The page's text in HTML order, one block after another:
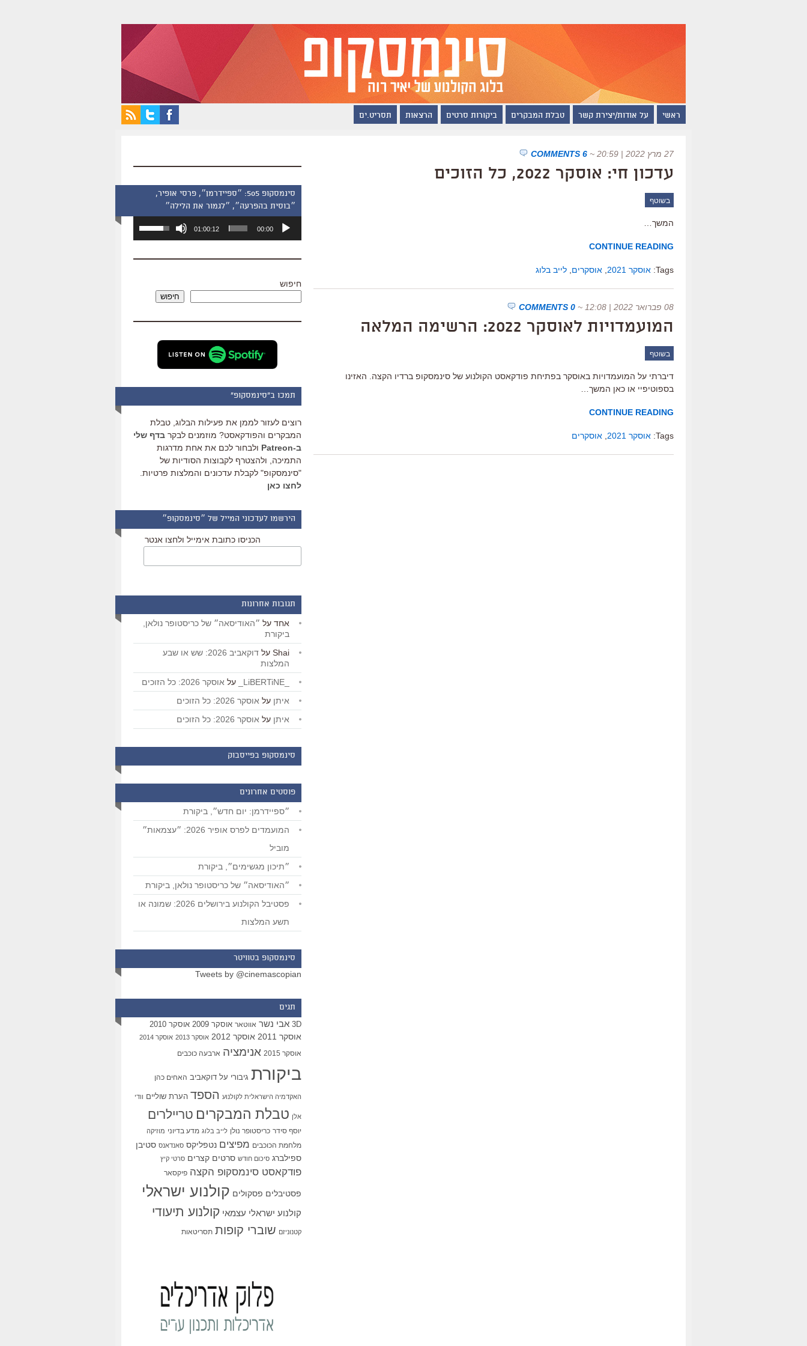
ראשי על אודות/יצירת קשר טבלת המבקרים ביקורות סרטים הרצאות תסריט.ים
27 מרץ 2022 | 20:59 ~
6 COMMENTS
עדכון חי: אוסקר 2022, כל הזוכים
בשוטף
המשך…
CONTINUE READING
Tags: אוסקר 2021 אוסקרים לייב בלוג
08 פברואר 2022 | 12:08 ~
0 COMMENTS
המועמדויות לאוסקר 2022: הרשימה המלאה
בשוטף
דיברתי על המועמדויות באוסקר בפתיחת פודקאסט הקולנוע של סינמסקופ ברדיו הקצה. האזינו
בספוטיפיי או כאן המשך…
CONTINUE READING
Tags: אוסקר 2021 אוסקרים
סינמסקופ 505: ״ספיידרמן״, פרסי אופיר,
״בוסית בהפרעה״, ״לגמור את הלילה״
אודיו
00:00
01:00:12
השתמש
כדי
שמע.
חיפוש
חיפוש
תמכו ב"סינמסקופ"
רוצים לעזור לממן את פעילות הבלוג, טבלת
המבקרים והפודקאסט? מוזמנים לבקר בדף שלי
ב-Patreon
ולבחור לכם את אחת מדרגות
התמיכה, ולהצטרף לקבוצות הסודיות של
"סינמסקופ" לקבלת עדכונים והמלצות פרטיות.
לחצו כאן
הירשמו לעדכוני המייל של ״סינמסקופ״
הכניסו כתובת אימייל ולחצו אנטר
תגובות אחרונות
אחד על ״האודיסאה״ של כריסטופר נולאן,
ביקורת
Shai על
דוקאביב 2026: שש או שבע
המלצות
על אוסקר 2026: כל הזוכים
איתן על אוסקר 2026: כל הזוכים
איתן על אוסקר 2026: כל הזוכים
סינמסקופ בפייסבוק
פוסטים אחרונים
״ספיידרמן: יום חדש״, ביקורת
המועמדים לפרס אופיר 2026: ״עצמאות״
מוביל
״תיכון מגשימים״, ביקורת
״האודיסאה״ של כריסטופר נולאן, ביקורת
פסטיבל הקולנוע בירושלים 2026: שמונה או
תשע המלצות
סינמסקופ בטוויטר
Tweets by @cinemascopian
תגים
3D אבי נשר אווטאר אוסקר 2009 אוסקר 2010
אוסקר 2011 אוסקר 2012 אוסקר 2013 אוסקר 2014
אוסקר 2015 אנימציה ארבעה כוכבים
ביקורת גיבורי על דוקאביב האחים כהן
האקדמיה הישראלית לקולנוע הספד הערת שוליים וודי
אלן טבלת המבקרים טריילרים
יוסף סידר כריסטופר נולן לייב בלוג מדע בדיוני מוזיקה
מלחמת הכוכבים מפיצים נטפליקס סאנדאנס סטיבן
ספילברג סיכום חודש סרטים קצרים סרטי קיץ
פודקאסט סינמסקופ הקצה פיקסאר
פסטיבלים פסקולים קולנוע ישראלי
קולנוע ישראלי עצמאי קולנוע תיעודי
קטנוניזם שוברי קופות תסריטאות